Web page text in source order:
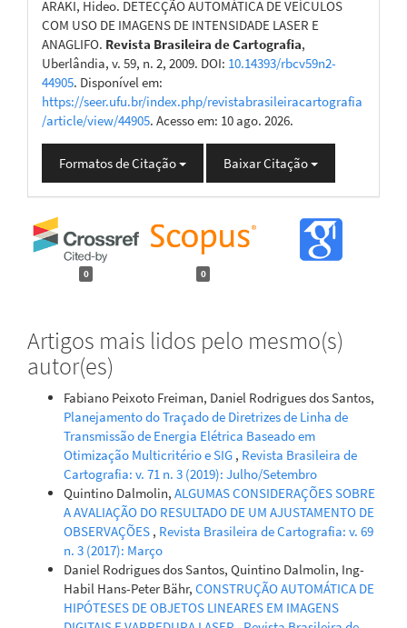
ARAKI, Hideo. DETECÇÃO AUTOMÁTICA DE VEÍCULOS
COM USO DE IMAGENS DE INTENSIDADE LASER E
ANAGLIFO. Revista Brasileira de Cartografia,
Uberlândia, v. 59, n. 2, 2009. DOI: 10.14393/rbcv59n2-
44905. Disponível em:
https://seer.ufu.br/index.php/revistabrasileiracartografia
/article/view/44905. Acesso em: 10 ago. 2026.
Formatos de Citação Baixar Citação
0 0
Artigos mais lidos pelo mesmo(s)
autor(es)
Fabiano Peixoto Freiman, Daniel Rodrigues dos Santos,
Planejamento do Traçado de Diretrizes de Linha de
Transmissão de Energia Elétrica Baseado em
Otimização Multicritério e SIG , Revista Brasileira de
Cartografia: v. 71 n. 3 (2019): Julho/Setembro
Quintino Dalmolin, ALGUMAS CONSIDERAÇÕES SOBRE
A AVALIAÇÃO DO RESULTADO DE UM AJUSTAMENTO DE
OBSERVAÇÕES , Revista Brasileira de Cartografia: v. 69
n. 3 (2017): Março
Daniel Rodrigues dos Santos, Quintino Dalmolin, Ing-
Habil Hans-Peter Bähr, CONSTRUÇÃO AUTOMÁTICA DE
HIPÓTESES DE OBJETOS LINEARES EM IMAGENS